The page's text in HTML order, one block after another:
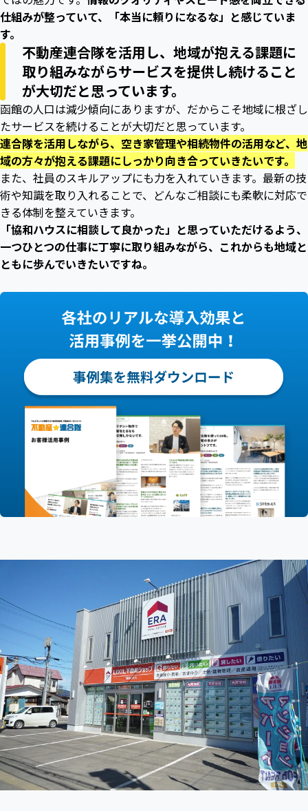
仕組みが整っていて、「本当に頼りになるな」と感じていま
す。
不動産連合隊を活用し、地域が抱える課題に
取り組みながらサービスを提供し続けること
が大切だと思っています。
函館の人口は減少傾向にありますが、だからこそ地域に根ざし
たサービスを続けることが大切だと思っています。
連合隊を活用しながら、空き家管理や相続物件の活用など、地
域の方々が抱える課題にしっかり向き合っていきたいです。
また、社員のスキルアップにも力を入れていきます。最新の技
術や知識を取り入れることで、どんなご相談にも柔軟に対応で
きる体制を整えていきます。
「協和ハウスに相談して良かった」と思っていただけるよう、
一つひとつの仕事に丁寧に取り組みながら、これからも地域と
ともに歩んでいきたいですね。